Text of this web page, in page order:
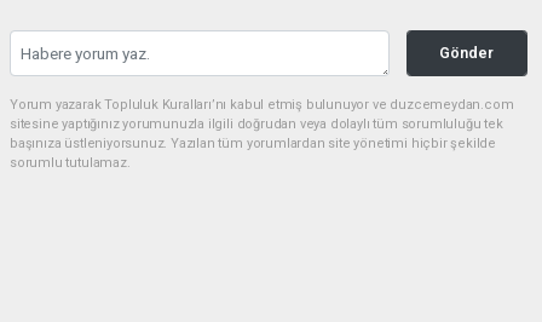
Gönder
Yorum yazarak Topluluk Kuralları’nı kabul etmiş bulunuyor ve duzcemeydan.com
sitesine yaptığınız yorumunuzla ilgili doğrudan veya dolaylı tüm sorumluluğu tek
başınıza üstleniyorsunuz. Yazılan tüm yorumlardan site yönetimi hiçbir şekilde
sorumlu tutulamaz.